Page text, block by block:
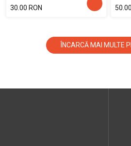
30.00 RON
ÎNCARCĂ MAI MULTE